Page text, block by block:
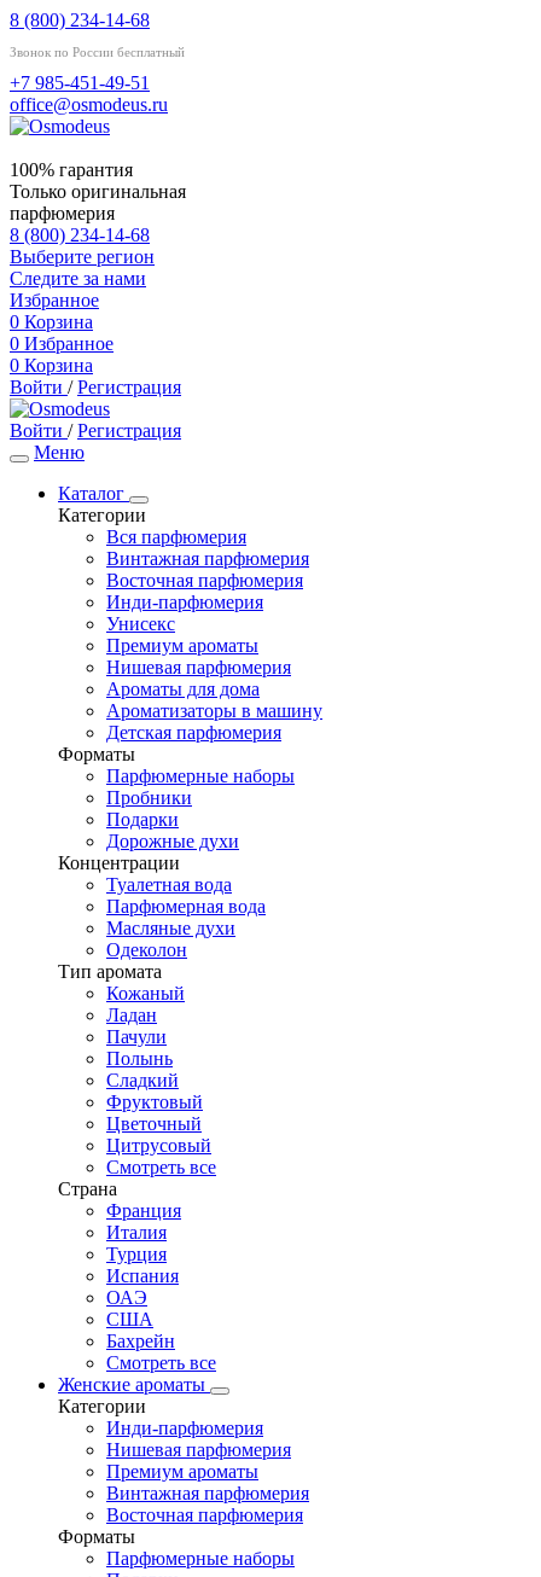
8 (800) 234-14-68
Звонок по России бесплатный
+7 985-451-49-51
office@osmodeus.ru
100% гарантия
Только оригинальная
парфюмерия
8 (800) 234-14-68
Выберите регион
Следите за нами
Избранное
0 Корзина
0 Избранное
0 Корзина
Войти / Регистрация
Войти / Регистрация
Меню
Каталог
Категории
Вся парфюмерия
Винтажная парфюмерия
Восточная парфюмерия
Инди-парфюмерия
Унисекс
Премиум ароматы
Нишевая парфюмерия
Ароматы для дома
Ароматизаторы в машину
Детская парфюмерия
Форматы
Парфюмерные наборы
Пробники
Подарки
Дорожные духи
Концентрации
Туалетная вода
Парфюмерная вода
Масляные духи
Одеколон
Тип аромата
Кожаный
Ладан
Пачули
Полынь
Сладкий
Фруктовый
Цветочный
Цитрусовый
Смотреть все
Страна
Франция
Италия
Турция
Испания
ОАЭ
США
Бахрейн
Смотреть все
Женские ароматы
Категории
Инди-парфюмерия
Нишевая парфюмерия
Премиум ароматы
Винтажная парфюмерия
Восточная парфюмерия
Форматы
Парфюмерные наборы